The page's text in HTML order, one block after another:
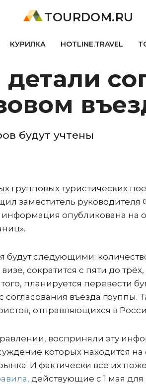
TOURDOM.RU
КУРИЛКА HOTLINE.TRAVEL
будут учтены
групповых туристических
заместитель руководителя
информация опубликована на
следующими:
сократится с пяти до трёх,
планируется перевести
въезда группы.
отправляющихся в
восприняли эту
которых находится
И фактически все их
действующие с 1 мая для